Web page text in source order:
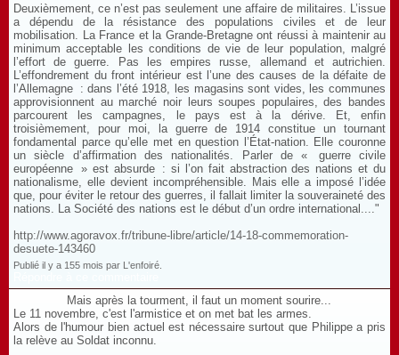
Deuxièmement, ce n’est pas seulement une affaire de militaires. L’issue
a dépendu de la résistance des populations civiles et de leur
mobilisation. La France et la Grande-Bretagne ont réussi à maintenir au
minimum acceptable les conditions de vie de leur population, malgré
l’effort de guerre. Pas les empires russe, allemand et autrichien.
L’effondrement du front intérieur est l’une des causes de la défaite de
l’Allemagne : dans l’été 1918, les magasins sont vides, les communes
approvisionnent au marché noir leurs soupes populaires, des bandes
parcourent les campagnes, le pays est à la dérive. Et, enfin
troisièmement, pour moi, la guerre de 1914 constitue un tournant
fondamental parce qu’elle met en question l’État-nation. Elle couronne
un siècle d’affirmation des nationalités. Parler de « guerre civile
européenne » est absurde : si l’on fait abstraction des nations et du
nationalisme, elle devient incompréhensible. Mais elle a imposé l’idée
que, pour éviter le retour des guerres, il fallait limiter la souveraineté des
nations. La Société des nations est le début d’un ordre international...."
http://www.agoravox.fr/tribune-libre/article/14-18-commemoration-
desuete-143460
Publié il y a 155 mois par L'enfoiré.
Mais après la tourment, il faut un moment sourire...
Le 11 novembre, c'est l'armistice et on met bat les armes.
Alors de l'humour bien actuel est nécessaire surtout que Philippe a pris
la relève au Soldat inconnu.